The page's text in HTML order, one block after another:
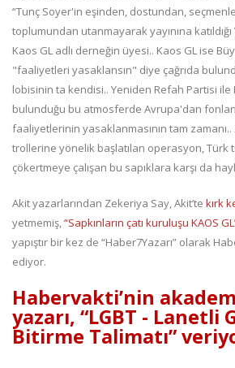
“Tunç Soyer'in eşinden, dostundan,
toplumundan utanmayarak yayınına katıldığı
Kaos GL adlı derneğin üyesi.. Kaos GL ise
"faaliyetleri yasaklansın" diye çağrıda
lobisinin ta kendisi.. Yeniden Refah Partisi ile
bulunduğu bu atmosferde Avrupa'dan
faaliyetlerinin yasaklanmasının tam zamanı..
trollerine yönelik başlatılan operasyon, Türk
çökertmeye çalışan bu sapıklara karşı da
Akit yazarlarından Zekeriya Say, Akit’te kırk
yetmemiş,“Sapkınların çatı kuruluşu KAOS
yapıştır bir kez de “Haber7Yazarı” olarak
ediyor.
Habervakti’nin
yazarı, “LGBT - Lanetli
Bitirme Talimatı”